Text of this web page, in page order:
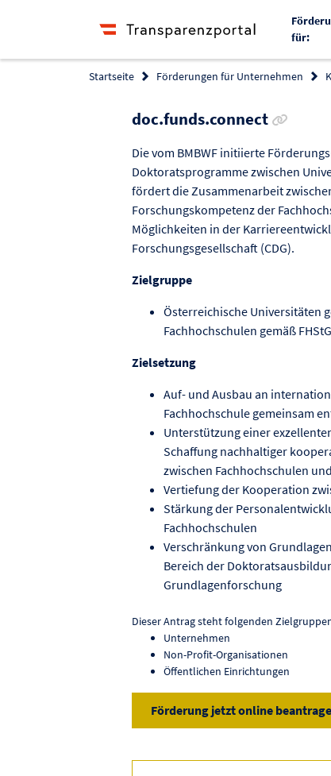
für:
Startseite Förderungen für Unternehmen
doc.funds.connect Link
Die vom BMBWF initiierte
Doktoratsprogramme zwischen
fördert die Zusammenarbeit
Forschungskompetenz der
Möglichkeiten in der
Forschungsgesellschaft (CDG).
Zielgruppe
Österreichische Universitäten
Fachhochschulen gemäß FHStG
Zielsetzung
Auf- und Ausbau an
Fachhochschule gemeinsam
Unterstützung einer
Schaffung nachhaltiger
zwischen Fachhochschulen
Vertiefung der Kooperation
Stärkung der
Fachhochschulen
Verschränkung von
Bereich der
Grundlagenforschung
Dieser Antrag steht folgenden
Unternehmen
Non-Profit-Organisationen
Öffentlichen Einrichtungen
Förderung jetzt online